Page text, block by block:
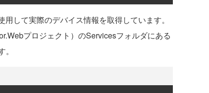
して実際のデバイス情報を取得しています。
プロジェクト）のServicesフォルダにある